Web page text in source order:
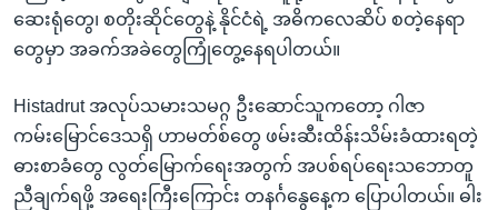
ဆေးရုံတွေ၊ စတိုးဆိုင်တွေနဲ့ နိုင်ငံရဲ့ အဓိကလေဆိပ် စတဲ့နေရာ
တွေမှာ အခက်အခဲတွေကြုံတွေ့နေရပါတယ်။
Histadrut အလုပ်သမားသမဂ္ဂ ဦးဆောင်သူကတော့ ဂါဇာ
ကမ်းမြောင်ဒေသရှိ ဟာမတ်စ်တွေ ဖမ်းဆီးထိန်းသိမ်းခံထားရတဲ့
ဓားစာခံတွေ လွတ်မြောက်ရေးအတွက် အပစ်ရပ်ရေးသဘောတူ
ညီချက်ရဖို့ အရေးကြီးကြောင်း တနင်္ဂနွေနေ့က ပြောပါတယ်။ ဓါး